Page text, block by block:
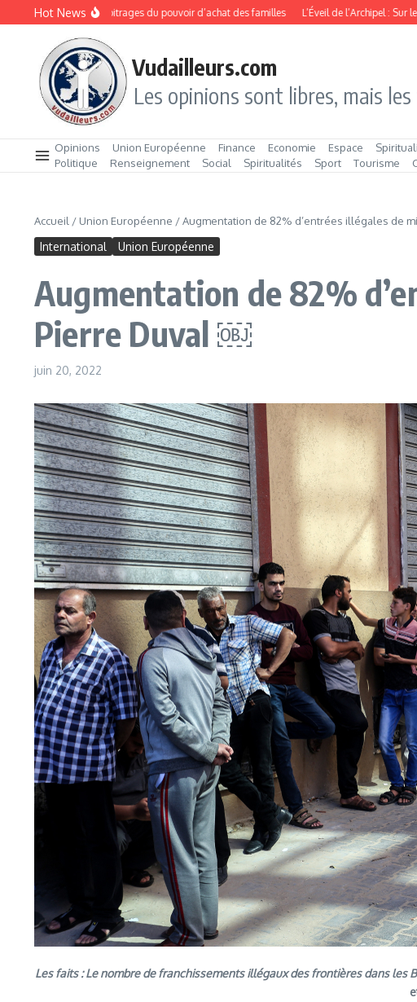
Aller au contenu
Hot News
2026 : les arbitrages du pouvoir d’achat des familles L’Éveil de l’Archipel : Sur les
Vudailleurs.com
Les opinions sont libres, mais
Opinions Union Européenne Finance Economie Espace
Politique
Renseignement Social Spiritualités Sport Tourisme
Accueil / Union Européenne /Augmentation de 82% d’entrées illégales de
International Union Européenne
Augmentation de 82%
Pierre Duval ￼
juin 20, 2022
Les faits : Le nombre de franchissements illégaux des frontières dans les